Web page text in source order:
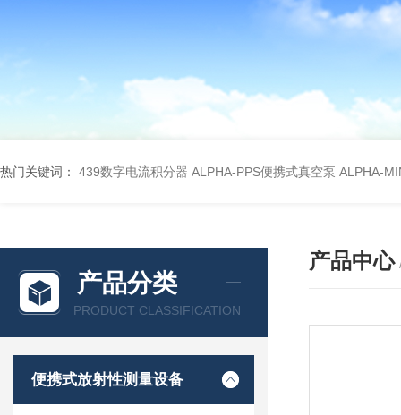
热门关键词： 439数字电流积分器 ALPHA-PPS便携式真空泵 ALPHA-
产品分类
PRODUCT CLASSIFICATION
便携式放射性测量设备
产品中心